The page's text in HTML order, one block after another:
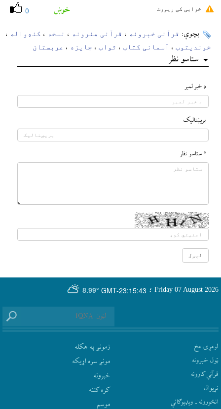
0 خوښ خرابی کی رپورٹ
بچوې: قرآنی خبرونه ، قرآنی هنرونه ، نسخه ، کنډواله ،
خوندیتوب ، آسمانی کتاب ، ثواب ، جایزه ، عربستان
ستاسو نظر
د خبر لمبر
بريښناليک
* ستاسو نظر
GMT-23:15:43
8.99° Friday 07 August 2026 ؛
لومړۍ مخ
ټول خبرونه
قرآني کارونه
نړيوال
انځورونه ـ ویډیوګانې
زمونږ په هکله
مونږ سره اړيکه
‫خبرونه
کره کتنه
موسم